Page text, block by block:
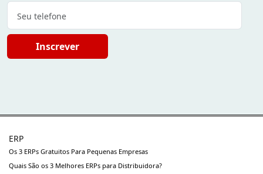
Inscrever
ERP
Os 3 ERPs Gratuitos Para Pequenas Empresas
Quais São os 3 Melhores ERPs para Distribuidora?